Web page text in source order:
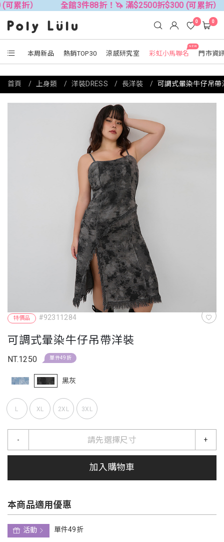
） 全館3件88折！🦄 滿$2500折$300 (可累折）
本周新品 熱銷TOP30 涼感研究室
NEW
彩虹小馬聯名 門市資
0 0
特價品 #92311284
可調式暈染牛仔吊帶洋裝
NT.1250 單件49折
黑灰
L XL 2XL 3XL
請先選擇尺寸
- +
加入購物車
本商品適用優惠
活動
單件49折
首頁 上身類 洋裝DRESS 長洋裝 可調式暈染牛仔吊帶